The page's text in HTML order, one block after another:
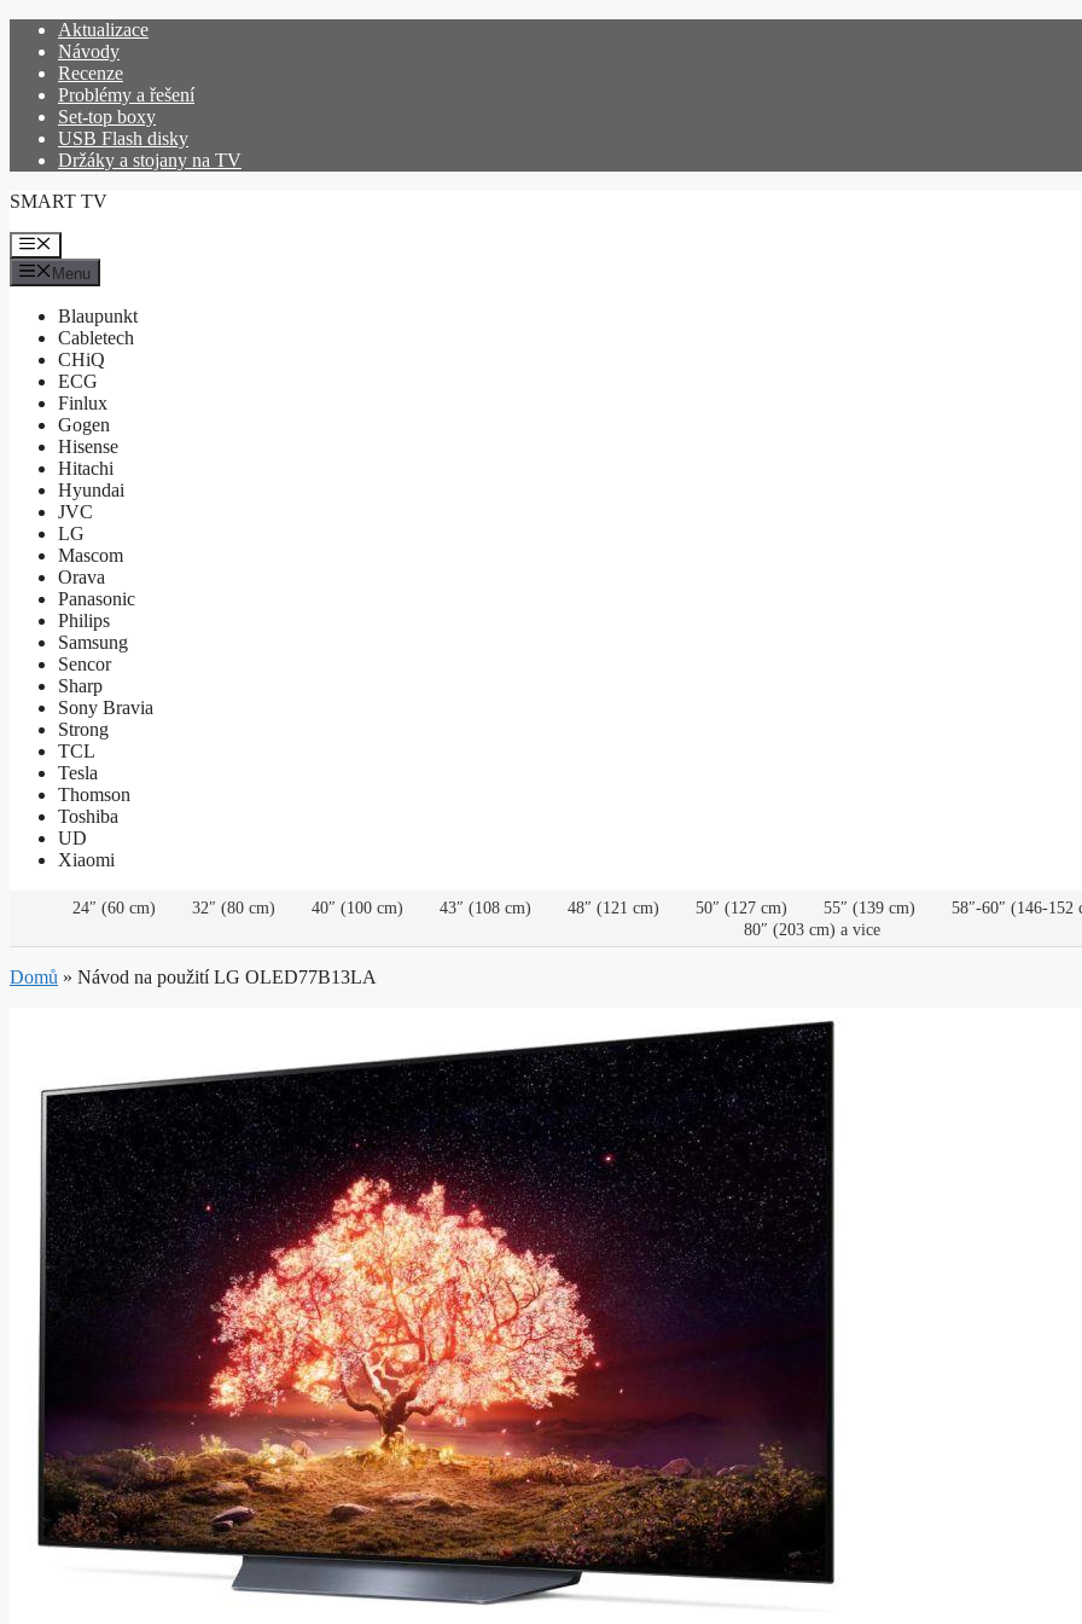
Přeskočit
obsah
Aktualizace
Návody
Recenze
Problémy a řešení
Set-top boxy
USB Flash disky
Držáky a stojany na TV
SMART TV
Menu
Menu
Blaupunkt
Cabletech
CHiQ
ECG
Finlux
Gogen
Hisense
Hitachi
Hyundai
JVC
LG
Mascom
Orava
Panasonic
Philips
Samsung
Sencor
Sharp
Sony Bravia
Strong
TCL
Tesla
Thomson
Toshiba
UD
Xiaomi
24″ (60 cm) 32″ (80 cm) 40″ (100 cm) 43″ (108 cm) 48″ (121 cm) 50″ (127 cm) 55″ (139 cm)
58″-60″ (146-152
80″ (203 cm) a vice
Domů » Návod na použití LG OLED77B13LA